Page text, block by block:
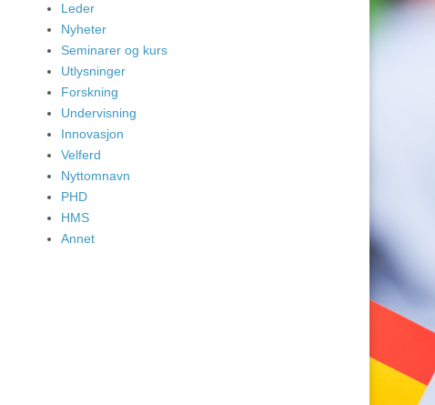
Leder
Nyheter
Seminarer og kurs
Utlysninger
Forskning
Undervisning
Innovasjon
Velferd
Nyttomnavn
PHD
HMS
Annet